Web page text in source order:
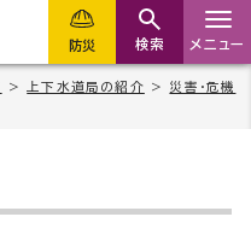
防災 検索 メニュー
> 上下水道局の紹介 > 災害・危機